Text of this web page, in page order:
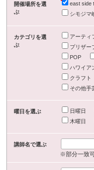
開催場所を選
ぶ
east side
シモジマ
カテゴリを選
ぶ
アーティ
プリザー
POP
ハワイア
クラフト
その他手
曜日を選ぶ 日曜日
木曜日
講師名で選ぶ
※部分一致